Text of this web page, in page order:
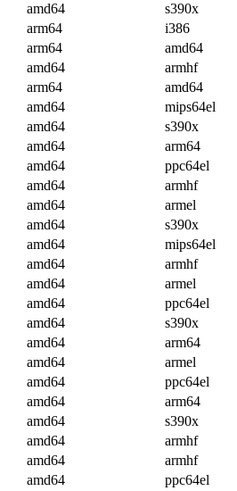
amd64
s390x
arm64
i386
arm64
amd64
amd64
armhf
arm64
amd64
amd64
mips64el
amd64
s390x
amd64
arm64
amd64
ppc64el
amd64
armhf
amd64
armel
amd64
s390x
amd64
mips64el
amd64
armhf
amd64
armel
amd64
ppc64el
amd64
s390x
amd64
arm64
amd64
armel
amd64
ppc64el
amd64
arm64
amd64
s390x
amd64
armhf
amd64
armhf
amd64
ppc64el